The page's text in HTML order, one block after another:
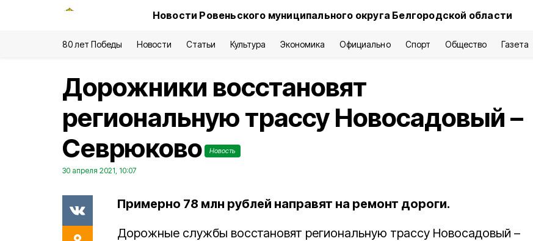
Новости Ровеньского муниципального округа Белгородской области
80 лет Победы Новости Статьи Культура Экономика Официально Спорт Общество Газета
Дорожники восстановят
региональную трассу Новосадовый –
Севрюково
Новость
30 апреля 2021, 10:07
Примерно 78 млн рублей направят на ремонт дороги.
Дорожные службы восстановят региональную трассу Новосадовый –